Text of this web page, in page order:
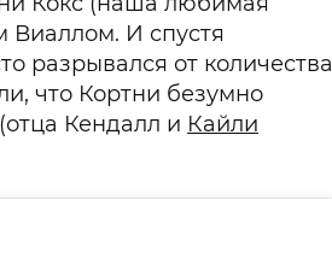
Виаллом. И спустя
разрывался от количества
что Кортни безумно
Кендалл и Кайли